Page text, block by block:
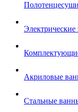
Акриловые
Стальные